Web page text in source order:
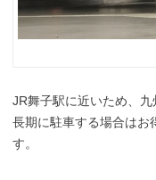
JR舞子駅に近いため、九
長期に駐車する場合はお
す。